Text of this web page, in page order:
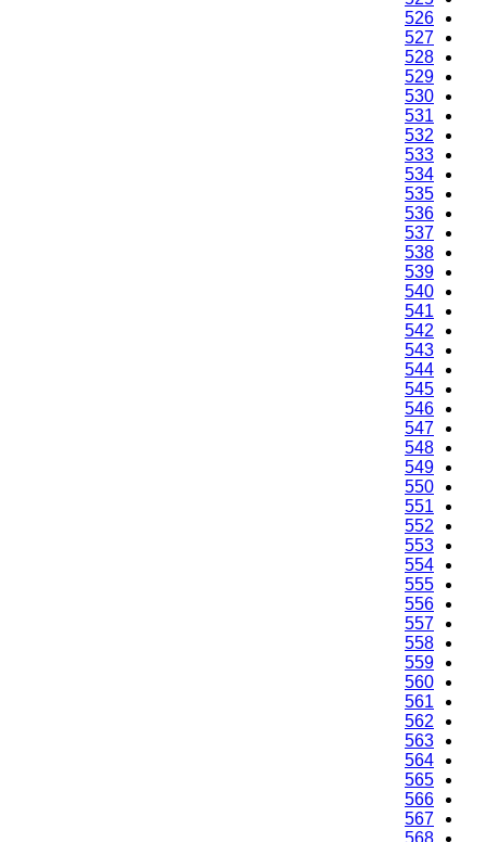
526
527
528
529
530
531
532
533
534
535
536
537
538
539
540
541
542
543
544
545
546
547
548
549
550
551
552
553
554
555
556
557
558
559
560
561
562
563
564
565
566
567